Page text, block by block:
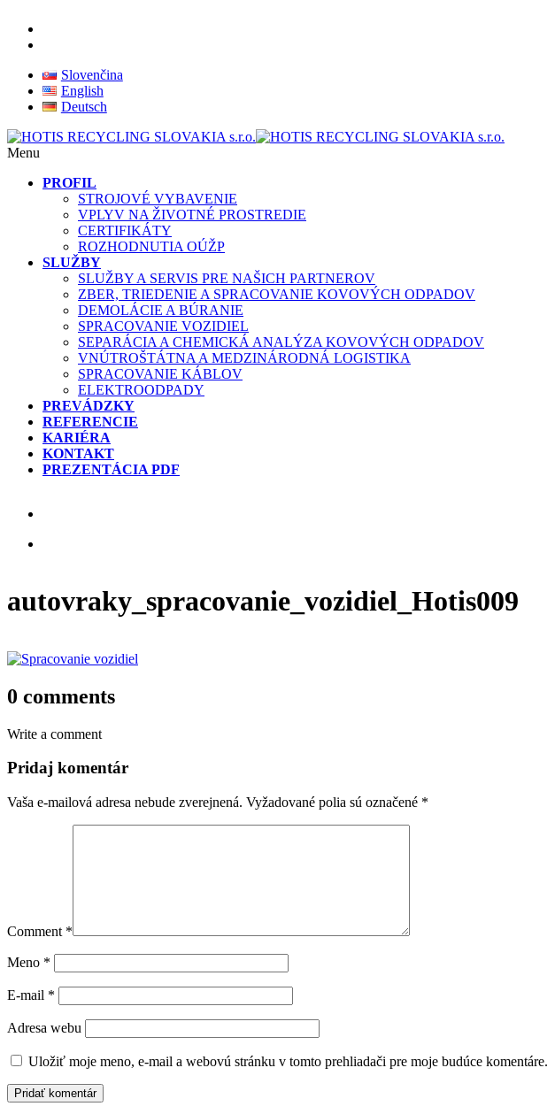
Slovenčina
English
Deutsch
Menu
PROFIL
STROJOVÉ VYBAVENIE
VPLYV NA ŽIVOTNÉ PROSTREDIE
CERTIFIKÁTY
ROZHODNUTIA OÚŽP
SLUŽBY
SLUŽBY A SERVIS PRE NAŠICH PARTNEROV
ZBER, TRIEDENIE A SPRACOVANIE KOVOVÝCH ODPADOV
DEMOLÁCIE A BÚRANIE
SPRACOVANIE VOZIDIEL
SEPARÁCIA A CHEMICKÁ ANALÝZA KOVOVÝCH ODPADOV
VNÚTROŠTÁTNA A MEDZINÁRODNÁ LOGISTIKA
SPRACOVANIE KÁBLOV
ELEKTROODPADY
PREVÁDZKY
REFERENCIE
KARIÉRA
KONTAKT
PREZENTÁCIA PDF
autovraky_spracovanie_vozidiel_Hotis009
0 comments
Write a comment
Pridaj komentár
Vaša e-mailová adresa nebude zverejnená. Vyžadované polia sú označené *
Comment *
Meno *
E-mail *
Adresa webu
Uložiť moje meno, e-mail a webovú stránku v tomto prehliadači pre moje budúce komentáre.